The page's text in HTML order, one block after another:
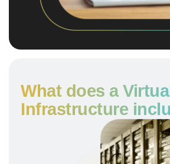
What does a
Infrastructure